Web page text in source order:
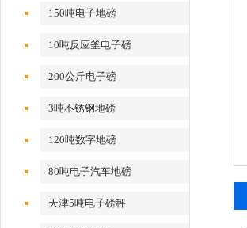
150吨电子地磅
10吨反应釜电子磅
200公斤电子磅
3吨不锈钢地磅
120吨数字地磅
80吨电子汽车地磅
天津5吨电子磅秤